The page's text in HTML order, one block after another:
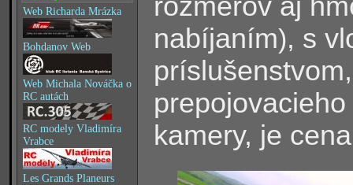
Web Richarda Mrázka
Bohdanov Web
Web Michala Nováčka o
RC autách
RC modely Vladimíra
Vrabce
Les Grands Planeurs
nabíjaním), s
kamery, je